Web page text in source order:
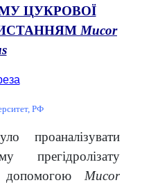
ЦУКРОВОЇ
Mucor
РФ
проаналізувати
прегідролізату
допомогою Mucor